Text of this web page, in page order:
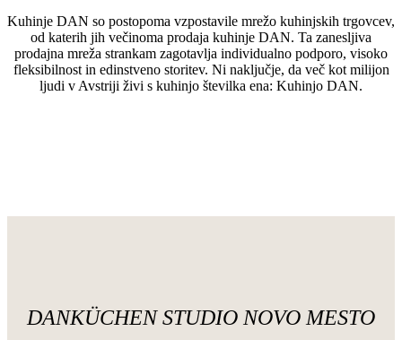
Kuhinje DAN so postopoma vzpostavile mrežo kuhinjskih trgovcev,
od katerih jih večinoma prodaja kuhinje DAN. Ta zanesljiva
prodajna mreža strankam zagotavlja individualno podporo, visoko
fleksibilnost in edinstveno storitev. Ni naključje, da več kot milijon
ljudi v Avstriji živi s kuhinjo številka ena: Kuhinjo DAN.
DANKÜCHEN STUDIO NOVO MESTO